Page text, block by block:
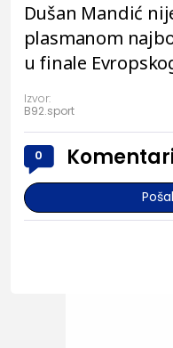
Dušan Mandić
plasmanom
u finale
Izvor:
B92.sport
0